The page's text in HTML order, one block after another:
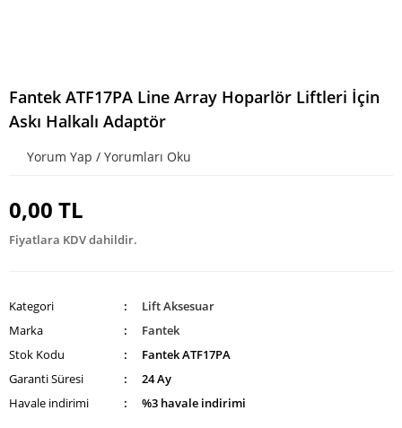
Fantek ATF17PA Line Array Hoparlör Liftleri İçin
Askı Halkalı Adaptör
Yorum Yap / Yorumları Oku
0,00 TL
Fiyatlara KDV dahildir.
Kategori
Lift Aksesuar
Marka
Fantek
Stok Kodu
Fantek ATF17PA
Garanti Süresi
24 Ay
Havale indirimi
%3 havale indirimi